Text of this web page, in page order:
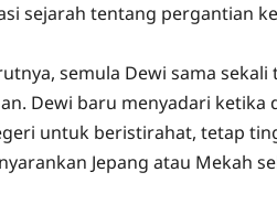
sejarah tentang pergantian
semula Dewi sama sekali
Dewi baru menyadari ketika
untuk beristirahat, tetap
Jepang atau Mekah